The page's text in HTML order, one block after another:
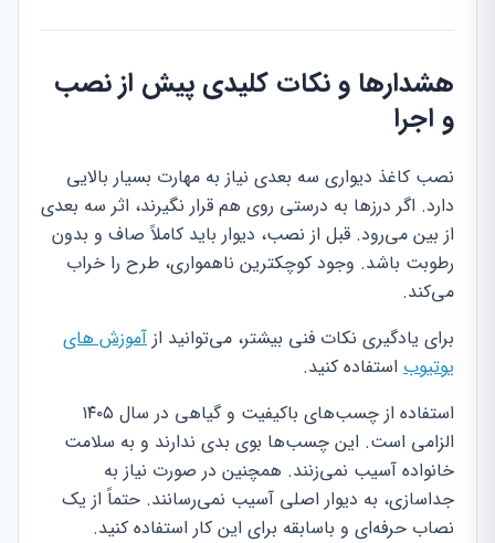
هشدارها و نکات کلیدی پیش از نصب
و اجرا
نصب کاغذ دیواری سه بعدی نیاز به مهارت بسیار بالایی
دارد. اگر درزها به درستی روی هم قرار نگیرند، اثر سه بعدی
از بین می‌رود. قبل از نصب، دیوار باید کاملاً صاف و بدون
رطوبت باشد. وجود کوچکترین ناهمواری، طرح را خراب
می‌کند.
برای یادگیری نکات فنی بیشتر، می‌توانید از آموزش های
یوتیوب استفاده کنید.
استفاده از چسب‌های باکیفیت و گیاهی در سال ۱۴۰۵
الزامی است. این چسب‌ها بوی بدی ندارند و به سلامت
خانواده آسیب نمی‌زنند. همچنین در صورت نیاز به
جداسازی، به دیوار اصلی آسیب نمی‌رسانند. حتماً از یک
نصاب حرفه‌ای و باسابقه برای این کار استفاده کنید.